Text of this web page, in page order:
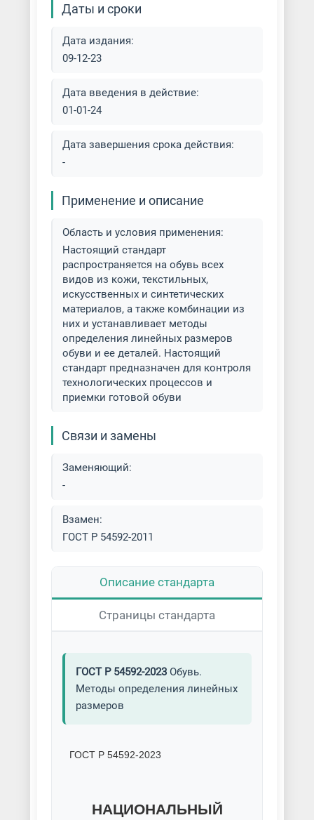
Даты и сроки
Дата издания:
09-12-23
Дата введения в действие:
01-01-24
Дата завершения срока действия:
-
Применение и описание
Область и условия применения:
Настоящий стандарт
распространяется на обувь всех
видов из кожи, текстильных,
искусственных и синтетических
материалов, а также комбинации из
них и устанавливает методы
определения линейных размеров
обуви и ее деталей. Настоящий
стандарт предназначен для контроля
технологических процессов и
приемки готовой обуви
Связи и замены
Заменяющий:
-
Взамен:
ГОСТ Р 54592-2011
Описание стандарта
Страницы стандарта
ГОСТ Р 54592-2023Обувь.
Методы определения линейных
размеров